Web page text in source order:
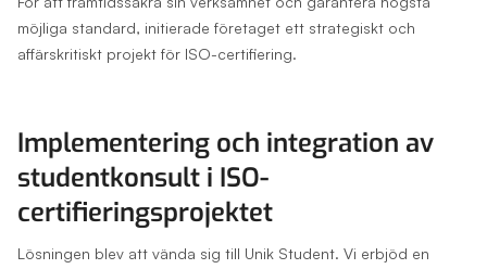
möjliga standard, initierade företaget ett strategiskt och
affärskritiskt projekt för ISO-certifiering.
Implementering och integration av
studentkonsult i ISO-
certifieringsprojektet
Lösningen blev att vända sig till Unik Student. Vi erbjöd en